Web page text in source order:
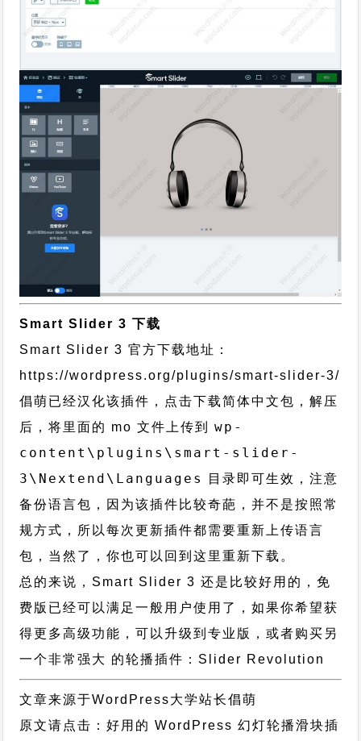
Smart Slider 3 下载
Smart Slider 3 官方下载地址：
https://wordpress.org/plugins/smart-slider-3/
倡萌已经汉化该插件， 点击下载简体中文包 ，解压
后，将里面的 mo 文件上传到wp-
content\plugins\smart-slider-
3\Nextend\Languages
目录即可生效，注意
备份语言包，因为该插件比较奇葩，并不是按照常
规方式，所以每次更新插件都需要重新上传语言
包，当然了，你也可以回到这里重新下载。
总的来说，Smart Slider 3 还是比较好用的，免
费版已经可以满足一般用户使用了，如果你希望获
得更多高级功能，可以升级到专业版，或者购买另
一个非常强大 的轮播插件： Slider Revolution
文章来源于WordPress大学站长倡萌
原文请点击：好用的 WordPress 幻灯轮播滑块插
Media Sync